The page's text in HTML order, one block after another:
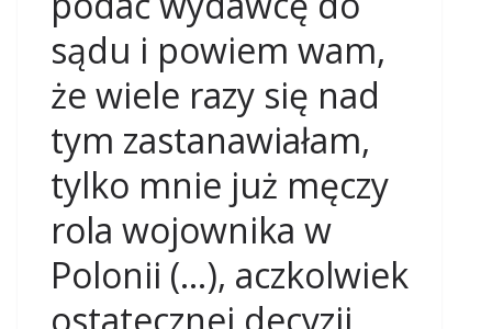
sądu i powiem wam,
że wiele razy się nad
tym zastanawiałam,
tylko mnie już męczy
rola wojownika w
Polonii (…), aczkolwiek